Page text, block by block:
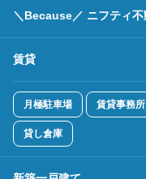
＼Because／ ニフティ不
賃貸
月極駐車場 賃貸事務
貸し倉庫